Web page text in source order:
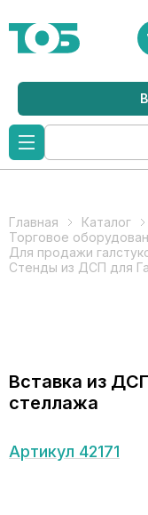
Главная
Каталог
Торговое
Для продажи
Стенды из ДСП для
Вставка из
стеллажа
Артикул 42171